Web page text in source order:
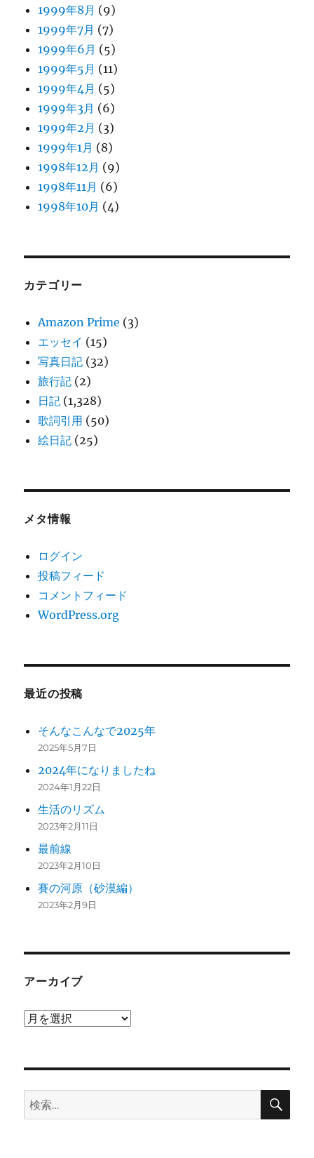
1999年8月 (9)
1999年7月 (7)
1999年6月 (5)
1999年5月 (11)
1999年4月 (5)
1999年3月 (6)
1999年2月 (3)
1999年1月 (8)
1998年12月 (9)
1998年11月 (6)
1998年10月 (4)
カテゴリー
Amazon Prime (3)
エッセイ (15)
写真日記 (32)
旅行記 (2)
日記 (1,328)
歌詞引用 (50)
絵日記 (25)
メタ情報
ログイン
投稿フィード
コメントフィード
WordPress.org
最近の投稿
そんなこんなで2025年
2025年5月7日
2024年になりましたね
2024年1月22日
生活のリズム
2023年2月11日
最前線
2023年2月10日
賽の河原（砂漠編）
2023年2月9日
アーカイブ
ア
検
索:
検